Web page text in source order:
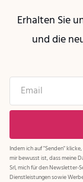
Erhalten Sie
und die
Indem ich auf "Senden"
mir bewusst ist, dass meine
Srl, mich für den Newsletter-
Dienstleistungen sowie